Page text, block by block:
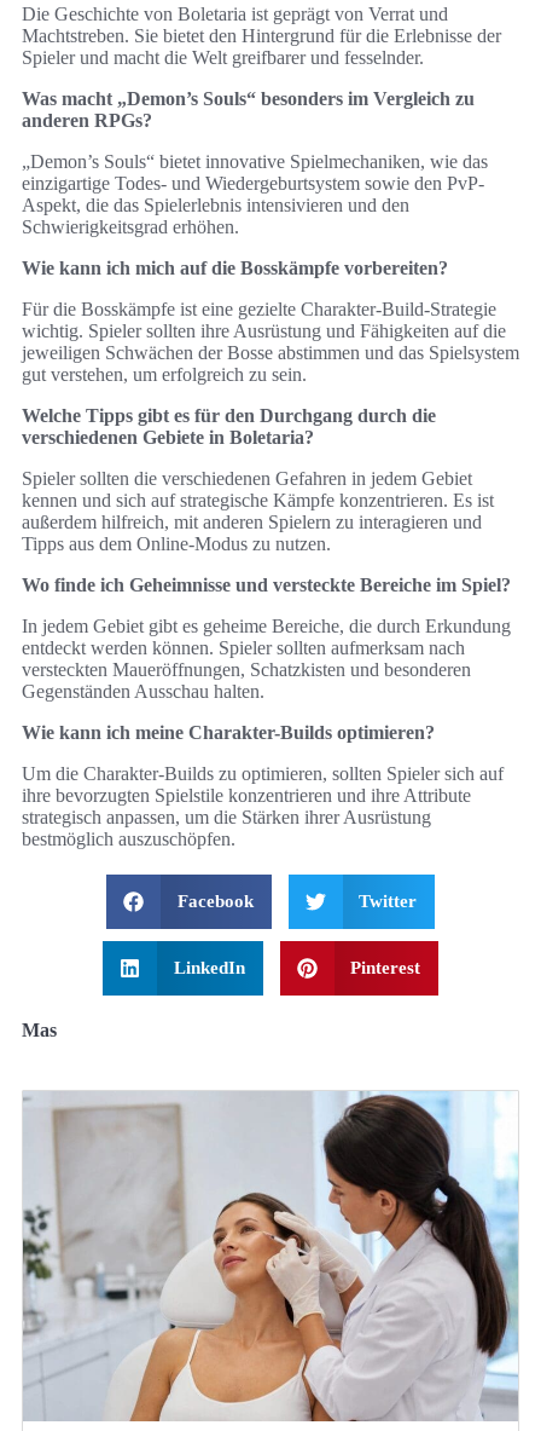
Die Geschichte von Boletaria ist geprägt von Verrat und
Machtstreben. Sie bietet den Hintergrund für die Erlebnisse der
Spieler und macht die Welt greifbarer und fesselnder.
Was macht „Demon’s Souls“ besonders im Vergleich zu
anderen RPGs?
„Demon’s Souls“ bietet innovative Spielmechaniken, wie das
einzigartige Todes- und Wiedergeburtsystem sowie den PvP-
Aspekt, die das Spielerlebnis intensivieren und den
Schwierigkeitsgrad erhöhen.
Wie kann ich mich auf die Bosskämpfe vorbereiten?
Für die Bosskämpfe ist eine gezielte Charakter-Build-Strategie
wichtig. Spieler sollten ihre Ausrüstung und Fähigkeiten auf die
jeweiligen Schwächen der Bosse abstimmen und das Spielsystem
gut verstehen, um erfolgreich zu sein.
Welche Tipps gibt es für den Durchgang durch die
verschiedenen Gebiete in Boletaria?
Spieler sollten die verschiedenen Gefahren in jedem Gebiet
kennen und sich auf strategische Kämpfe konzentrieren. Es ist
außerdem hilfreich, mit anderen Spielern zu interagieren und
Tipps aus dem Online-Modus zu nutzen.
Wo finde ich Geheimnisse und versteckte Bereiche im Spiel?
In jedem Gebiet gibt es geheime Bereiche, die durch Erkundung
entdeckt werden können. Spieler sollten aufmerksam nach
versteckten Maueröffnungen, Schatzkisten und besonderen
Gegenständen Ausschau halten.
Wie kann ich meine Charakter-Builds optimieren?
Um die Charakter-Builds zu optimieren, sollten Spieler sich auf
ihre bevorzugten Spielstile konzentrieren und ihre Attribute
strategisch anpassen, um die Stärken ihrer Ausrüstung
bestmöglich auszuschöpfen.
Facebook Twitter
LinkedIn Pinterest
Mas